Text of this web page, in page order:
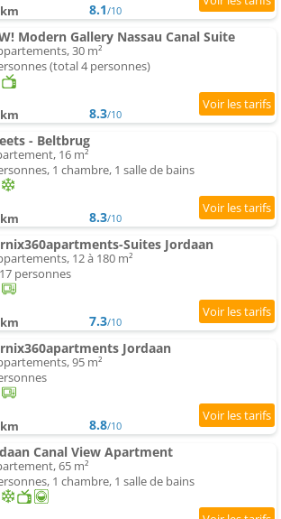
8.1/10
Modern Gallery Nassau Canal Suite
30 m²
(total 4 personnes)
8.3/10
- Beltbrug
16 m²
1 chambre, 1 salle de bains
8.3/10
Suites Jordaan
12 à 180 m²
personnes
7.3/10
Jordaan
95 m²
8.8/10
Canal View Apartment
65 m²
1 chambre, 1 salle de bains